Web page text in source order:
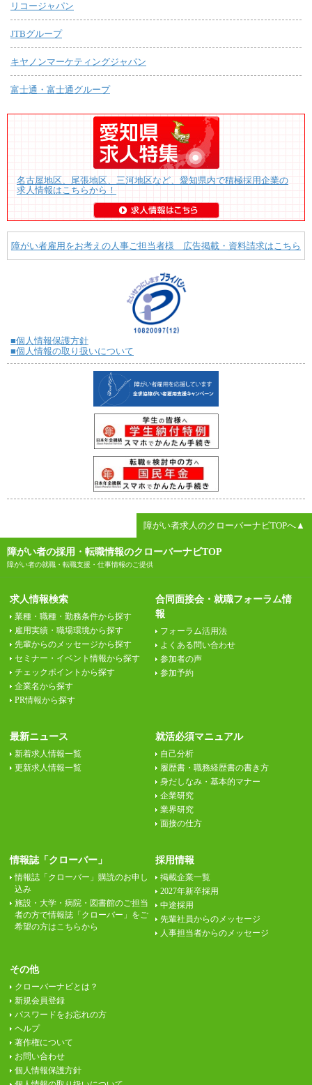
リコージャパン
JTBグループ
キヤノンマーケティングジャパン
富士通・富士通グループ
名古屋地区、尾張地区、三河地区など、愛知県内で積極採用企業の
求人情報はこちらから！
障がい者雇用をお考えの人事ご担当者様 広告掲載・資料請求はこちら
■個人情報保護方針
■個人情報の取り扱いについて
障がい者求人のクローバーナビTOPへ▲
障がい者の採用・転職情報のクローバーナビTOP
障がい者の就職・転職支援・仕事情報のご提供
求人情報検索
業種・職種・勤務条件から探す
雇用実績・職場環境から探す
先輩からのメッセージから探す
セミナー・イベント情報から探す
チェックポイントから探す
企業名から探す
PR情報から探す
合同面接会・就職フォーラム情
報
フォーラム活用法
よくある問い合わせ
参加者の声
参加予約
最新ニュース
新着求人情報一覧
更新求人情報一覧
就活必須マニュアル
自己分析
履歴書・職務経歴書の書き方
身だしなみ・基本的マナー
企業研究
業界研究
面接の仕方
情報誌「クローバー」
情報誌「クローバー」購読のお申し
込み
施設・大学・病院・図書館のご担当
者の方で情報誌「クローバー」をご
希望の方はこちらから
採用情報
掲載企業一覧
2027年新卒採用
中途採用
先輩社員からのメッセージ
人事担当者からのメッセージ
その他
クローバーナビとは？
新規会員登録
パスワードをお忘れの方
ヘルプ
著作権について
お問い合わせ
個人情報保護方針